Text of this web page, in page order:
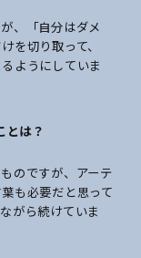
、「自分はダメ
を切り取って、
ようにしていま
とは？
のですが、アーテ
も必要だと思って
がら続けていま